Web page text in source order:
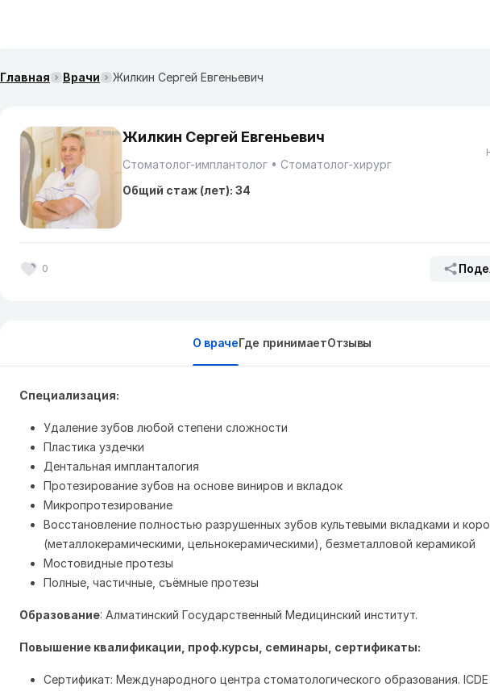
Главная Врачи Жилкин Сергей Евгеньевич
Жилкин Сергей Евгеньевич
Стоматолог-имплантолог
Стоматолог-хирург
Общий стаж (лет): 34
0
О врачеГде принимаетОтзывы
Специализация:
Удаление зубов любой степени сложности
Пластика уздечки
Дентальная импланталогия
Протезирование зубов на основе виниров и вкладок
Микропротезирование
Восстановление полностью разрушенных зубов культевыми вкладками и
(металлокерамическими, цельнокерамическими), безметалловой керамикой
Мостовидные протезы
Полные, частичные, съёмные протезы
Образование: Алматинский Государственный Медицинский институт.
Повышение квалификации, проф.курсы, семинары, сертификаты:
Сертификат: Международного центра стоматологического образования. ICDE